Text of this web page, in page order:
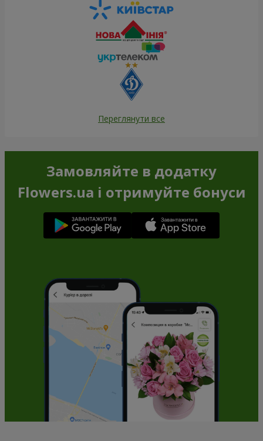
Переглянути все
Замовляйте в додатку
Flowers.ua і отримуйте бонуси